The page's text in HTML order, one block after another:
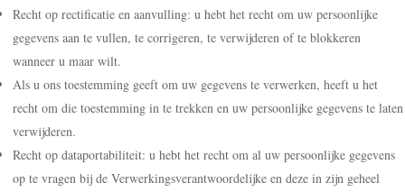
Recht op rectificatie en aanvulling: u hebt het recht om uw persoonlijke
gegevens aan te vullen, te corrigeren, te verwijderen of te blokkeren
wanneer u maar wilt.
Als u ons toestemming geeft om uw gegevens te verwerken, heeft u het
recht om die toestemming in te trekken en uw persoonlijke gegevens te laten
verwijderen.
Recht op dataportabiliteit: u hebt het recht om al uw persoonlijke gegevens
op te vragen bij de Verwerkingsverantwoordelijke en deze in zijn geheel